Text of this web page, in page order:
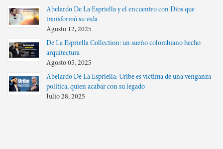
Abelardo De La Espriella y el encuentro con Dios que
transformó su vida
Agosto 12, 2025
De La Espriella Collection: un sueño colombiano hecho
arquitectura
Agosto 05, 2025
Abelardo De La Espriella: Uribe es víctima de una venganza
política, quien acabar con su legado
Julio 28, 2025